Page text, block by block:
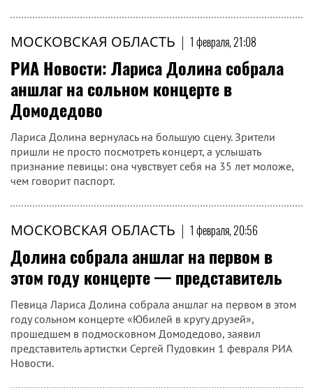
МОСКОВСКАЯ ОБЛАСТЬ | 1 февраля, 21:08
РИА Новости: Лариса Долина собрала
аншлаг на сольном концерте в
Домодедово
Лариса Долина вернулась на большую сцену. Зрители
пришли не просто посмотреть концерт, а услышать
признание певицы: она чувствует себя на 35 лет моложе,
чем говорит паспорт.
МОСКОВСКАЯ ОБЛАСТЬ | 1 февраля, 20:56
Долина собрала аншлаг на первом в
этом году концерте — представитель
Певица Лариса Долина собрала аншлаг на первом в этом
году сольном концерте «Юбилей в кругу друзей»,
прошедшем в подмосковном Домодедово, заявил
представитель артистки Сергей Пудовкин 1 февраля РИА
Новости.